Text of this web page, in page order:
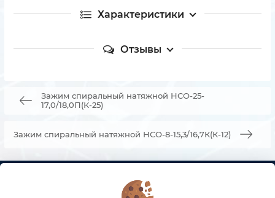
Характеристики
Отзывы
Зажим спиральный натяжной НСО-25-
17,0/18,0П(К-25)
Зажим спиральный натяжной НСО-8-15,3/16,7К(К-12)